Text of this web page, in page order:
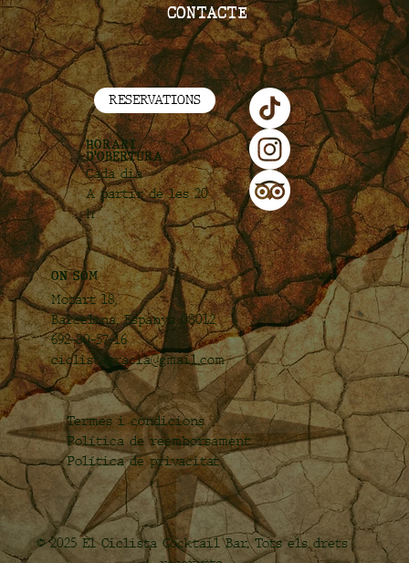
CONTACTE
RESERVATIONS
HORARI
D'OBERTURA
Cada dia
A partir de les 20
h
ON SOM
Mozart 18,
Barcelona, Espanya 08012
692-80-57-16
ciclistagracia@gmail.com
Termes i condicions
Política de reemborsament
Política de privacitat
© 2025 El Ciclista Cocktail Bar. Tots els drets